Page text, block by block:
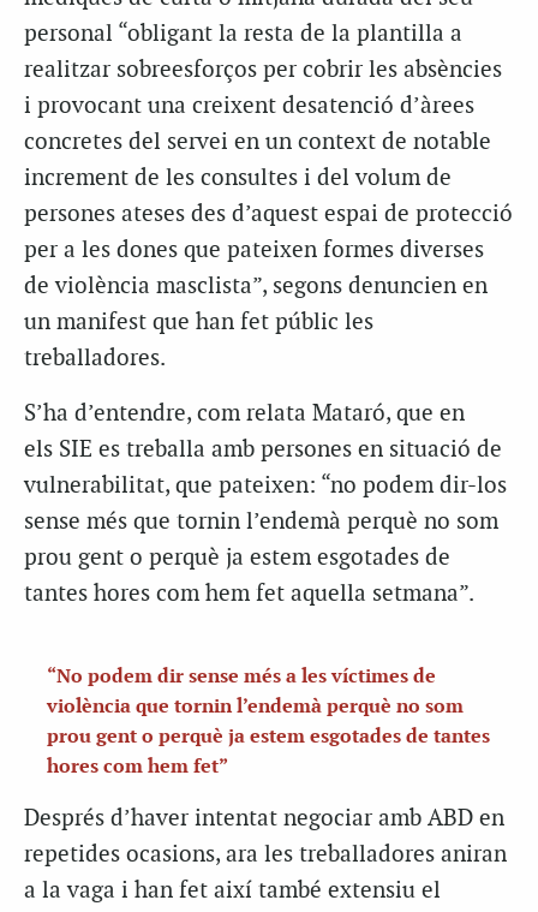
personal “obligant la resta de la plantilla a
realitzar sobreesforços per cobrir les absències
i provocant una creixent desatenció d’àrees
concretes del servei en un context de notable
increment de les consultes i del volum de
persones ateses des d’aquest espai de protecció
per a les dones que pateixen formes diverses
de violència masclista”, segons denuncien en
un manifest que han fet públic les
treballadores.
S’ha d’entendre, com relata Mataró, que en
els SIE es treballa amb persones en situació de
vulnerabilitat, que pateixen: “no podem dir-los
sense més que tornin l’endemà perquè no som
prou gent o perquè ja estem esgotades de
tantes hores com hem fet aquella setmana”.
“No podem dir sense més a les víctimes de
violència que tornin l’endemà perquè no som
prou gent o perquè ja estem esgotades de tantes
hores com hem fet”
Després d’haver intentat negociar amb ABD en
repetides ocasions, ara les treballadores aniran
a la vaga i han fet així també extensiu el